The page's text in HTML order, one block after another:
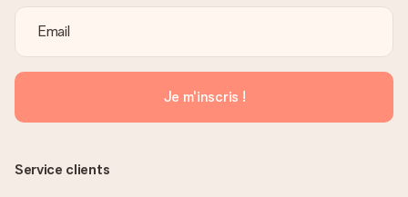
Je m'inscris !
Service clients